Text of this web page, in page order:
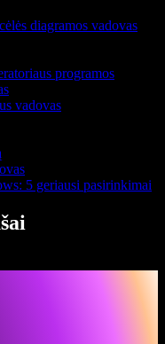
diagramos vadovas
programos
vadovas
5 geriausi pasirinkimai